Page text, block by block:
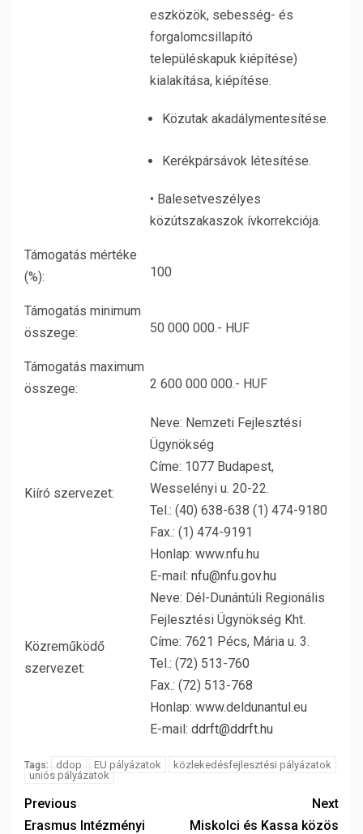
eszközök, sebesség- és
forgalomcsillapító
településkapuk kiépítése)
kialakítása, kiépítése.
Közutak akadálymentesítése.
Kerékpársávok létesítése.
• Balesetveszélyes
közútszakaszok ívkorrekciója.
Támogatás mértéke
(%):
100
Támogatás minimum
összege:
50 000 000.- HUF
Támogatás maximum
összege:
2 600 000 000.- HUF
Kiíró szervezet:
Neve: Nemzeti Fejlesztési
Ügynökség
Címe: 1077 Budapest,
Wesselényi u. 20-22.
Tel.: (40) 638-638 (1) 474-9180
Fax.: (1) 474-9191
Honlap: www.nfu.hu
E-mail: nfu@nfu.gov.hu
Közreműködő
szervezet:
Neve: Dél-Dunántúli Regionális
Fejlesztési Ügynökség Kht.
Címe: 7621 Pécs, Mária u. 3.
Tel.: (72) 513-760
Fax.: (72) 513-768
Honlap: www.deldunantul.eu
E-mail: ddrft@ddrft.hu
Tags: ddop EU pályázatok
közlekedésfejlesztési pályázatok
uniós pályázatok
Previous
Erasmus Intézményi
Next
Miskolci és Kassa közös